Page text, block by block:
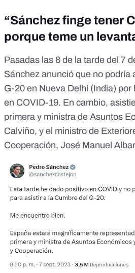
“Sánchez finge tener
porque teme un
Pasadas las 8 de la tarde del 7
Sánchez anunció que no podría
G-20 en Nueva Delhi (India) por
en COVID-19. En cambio,
primera y ministra de Asuntos
Calviño, y el ministro de
Cooperación, José Manuel